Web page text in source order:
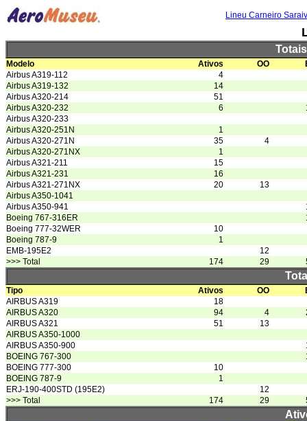
Lineu Carneiro
Modelo Ativos OO
Airbus A319-112
4
Airbus A319-132
14
Airbus A320-214
51
Airbus A320-232
6
Airbus A320-233
Airbus A320-251N
1
Airbus A320-271N
35
4
Airbus A320-271NX
1
Airbus A321-211
15
Airbus A321-231
16
Airbus A321-271NX
20
13
Airbus A350-1041
Airbus A350-941
Boeing 767-316ER
Boeing 777-32WER
10
Boeing 787-9
1
EMB-195E2
12
>>> Total
174 29
Tipo Ativos OO
AIRBUS A319
18
AIRBUS A320
94 4
AIRBUS A321
51
13
AIRBUS A350-1000
AIRBUS A350-900
BOEING 767-300
BOEING 777-300
10
BOEING 787-9
1
ERJ-190-400STD (195E2)
12
>>> Total
174 29